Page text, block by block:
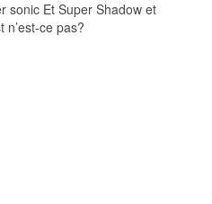
sonic Et Super Shadow et
n’est-ce pas?